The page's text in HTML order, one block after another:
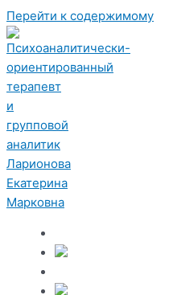
Перейти к содержимому